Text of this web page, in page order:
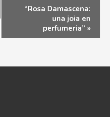
“Rosa Damascena:
una joia en
perfumeria” »